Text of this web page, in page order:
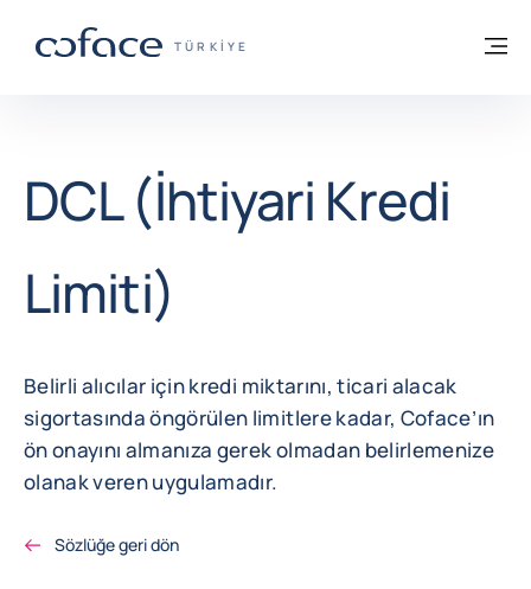
TICARET IÇIN COFACE - GRUP WEB
TÜRKIYE
ana sayfaya geri dön
DCL (İhtiyari Kredi
Limiti)
Belirli alıcılar için kredi miktarını, ticari alacak
sigortasında öngörülen limitlere kadar, Coface’ın
ön onayını almanıza gerek olmadan belirlemenize
olanak veren uygulamadır.
Sözlüğe geri dön